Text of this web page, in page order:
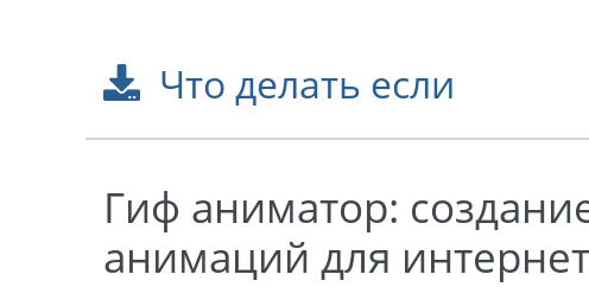
Что делать если
Гиф аниматор:
анимаций для